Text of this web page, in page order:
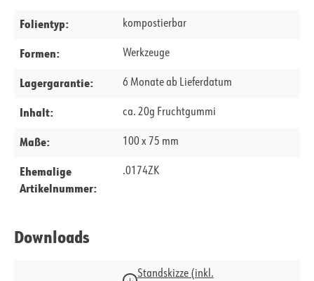
Folientyp: kompostierbar
Formen: Werkzeuge
Lagergarantie: 6 Monate ab Lieferdatum
Inhalt: ca. 20g Fruchtgummi
Maße: 100 x 75 mm
Ehemalige
Artikelnummer:
.0174ZK
Downloads
Standskizze (inkl.